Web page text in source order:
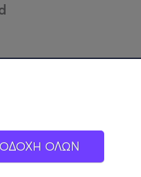
ΟΛΩΝ